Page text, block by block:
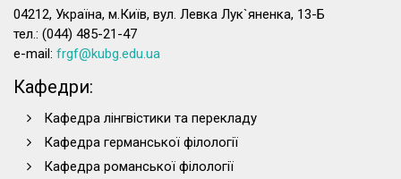
04212, Україна, м.Київ, вул. Левка Лук`яненка, 13-Б
тел.: (044) 485-21-47
e-mail: frgf@kubg.edu.ua
Кафедри:
Кафедра лінгвістики та перекладу
Кафедра германської філології
Кафедра романської філології